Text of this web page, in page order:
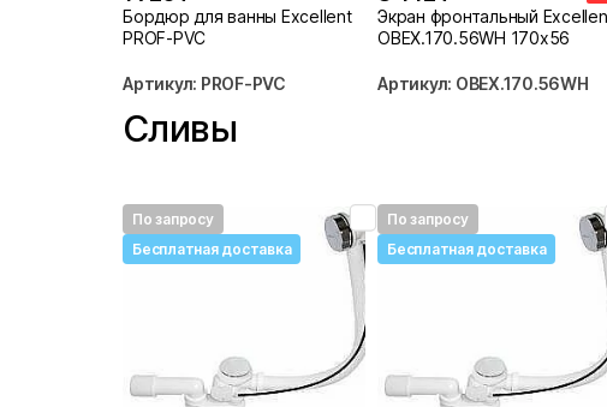
Бордюр для ванны Excellent
PROF-PVC
Артикул: PROF-PVC
Экран фронтальный
OBEX.170.56WH 170х56
Артикул: OBEX.170.56WH
Сливы
По запросу
Бесплатная доставка
По запросу
Бесплатная доставка